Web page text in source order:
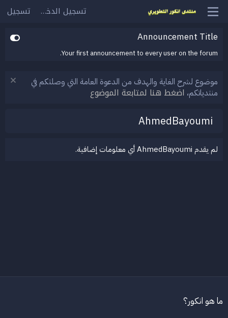
تسجيل الدخول تسجيل
Announcement Title
Your first announcement to every user on the forum.
موضوع لشرح الغاية والهدف من الدعوة العامة التي وصلتكم في
منتدياتكم، اضغط هنا لمتابعة الموضوع
AhmedBayoumi
لم يقدم AhmedBayoumi أي معلومات إضافية.
ما هو انكور؟